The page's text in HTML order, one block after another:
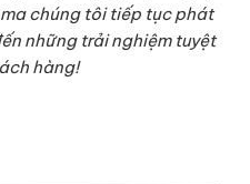
chúng tôi tiếp tục phát
những trải nghiệm tuyệt
hàng!